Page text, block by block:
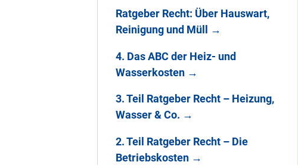
Ratgeber Recht: Über Hauswart,
Reinigung und Müll
→
4. Das ABC der Heiz- und
Wasserkosten →
3. Teil Ratgeber Recht – Heizung,
Wasser & Co. →
2. Teil Ratgeber Recht – Die
Betriebskosten →
100 Jahre
Heerstraße